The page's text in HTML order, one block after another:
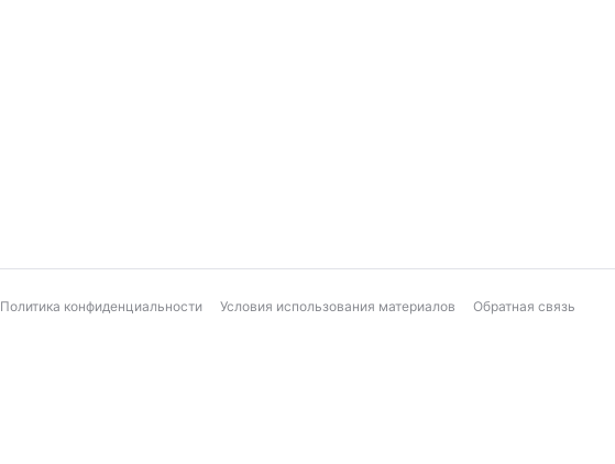
Политика конфиденциальности Условия использования материалов Обратная связь